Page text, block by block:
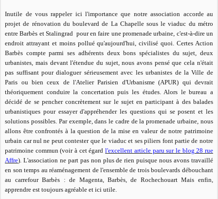
Inutile de vous rappeler ici l'importance que notre association accorde au
projet de rénovation du boulevard de La Chapelle sous le viaduc du métro
entre Barbès et Stalingrad pour en faire une promenade urbaine, c'est-à-dire un
endroit attrayant et moins pollué qu'aujourd'hui, civilisé quoi. Certes Action
Barbès compte parmi ses adhérents deux bons spécialistes du sujet, deux
urbanistes, mais devant l'étendue du sujet, nous avons pensé que cela n'était
pas suffisant pour dialoguer sérieusement avec les urbanistes de la Ville de
Paris ou bien ceux de l'Atelier Parisien d'Urbanisme (APUR) qui devrait
théoriquement conduire la concertation puis les études. Alors le bureau a
décidé de se pencher concrètement sur le sujet en participant à des balades
urbanistiques pour essayer d'appréhender les questions qui se posent et les
solutions possibles. Par exemple, dans le cadre de la promenade urbaine, nous
allons être confrontés à la question de la mise en valeur de notre patrimoine
urbain car nul ne peut contester que le viaduc et ses piliers font partie de notre
patrimoine commun (voir à cet égardl'excellent article paru sur le blog 28 rue
Affre). L'association ne part pas non plus de rien puisque nous avons travaillé
en son temps au réaménagement de l'ensemble de trois boulevards débouchant
au carrefour Barbès : de Magenta, Barbès, de Rochechouart Mais enfin,
apprendre est toujours agréable et ici utile.